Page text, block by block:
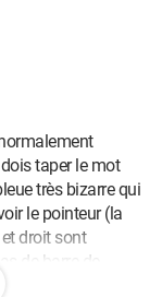
taper le mot
très bizarre qui
le pointeur (la
droit sont
de barre de